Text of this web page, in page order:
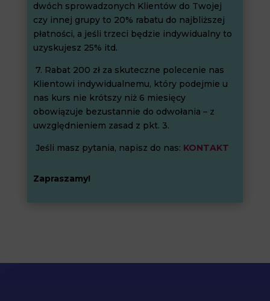
dwóch sprowadzonych Klientów do Twojej
czy innej grupy to 20% rabatu do najbliższej
płatności, a jeśli trzeci będzie indywidualny to
uzyskujesz 25% itd.
7. Rabat 200 zł za skuteczne polecenie nas
Klientowi indywidualnemu, który podejmie u
nas kurs nie krótszy niż 6 miesięcy
obowiązuje bezustannie do odwołania – z
uwzględnieniem zasad z pkt. 3.
Jeśli masz pytania, napisz do nas: KONTAKT
Zapraszamy!